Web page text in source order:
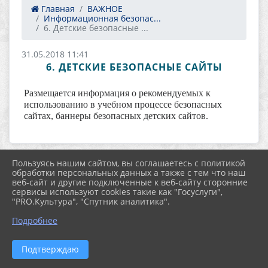
Главная
ВАЖНОЕ
Информационная безопас...
6. Детские безопасные ...
31.05.2018 11:41
6. ДЕТСКИЕ БЕЗОПАСНЫЕ САЙТЫ
Размещается информация о рекомендуемых к
использованию в учебном процессе безопасных
сайтах, баннеры безопасных детских сайтов.
2026 г. nordcdt.ru
Вход
Карта сайта
Политика обработки персональных данных
Пользуясь нашим сайтом, вы соглашаетесь с политикой
обработки персональных данных а также с тем что наш
веб-сайт и другие подключенные к веб-сайту сторонние
сервисы используют cookies такие как "Госуслуги",
"PRO.Культура", "Спутник аналитика".
Подробнее
Подтверждаю